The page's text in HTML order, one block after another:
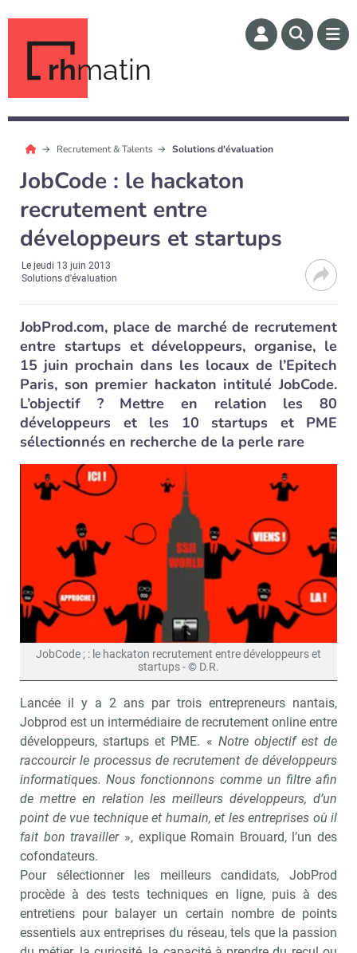
rhmatin
Recrutement & Talents Solutions d'évaluation
JobCode : le hackaton
recrutement entre
développeurs et startups
Lejeudi 13 juin 2013
Solutions d'évaluation
JobProd.com, place de marché de recrutement
entre startups et développeurs, organise, le
15 juin prochain dans les locaux de l’Epitech
Paris, son premier hackaton intitulé JobCode.
L’objectif ? Mettre en relation les 80
développeurs et les 10 startups et PME
sélectionnés en recherche de la perle rare
JobCode ; : le hackaton recrutement entre développeurs et
startups - © D.R.
Lancée il y a 2 ans par trois entrepreneurs nantais,
Jobprod est un intermédiaire de recrutement online entre
développeurs, startups et PME. « Notre objectif est de
raccourcir le processus de recrutement de développeurs
informatiques. Nous fonctionnons comme un filtre afin
de mettre en relation les meilleurs développeurs, d’un
point de vue technique et humain, et les entreprises où il
fait bon travailler», explique Romain Brouard, l’un des
cofondateurs.
Pour sélectionner les meilleurs candidats, JobProd
procède à des tests techniques en ligne, puis à des
entretiens pour balayer un certain nombre de points
essentiels aux entreprises du réseau, tels que la passion